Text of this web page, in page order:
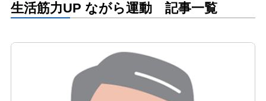
生活筋力UP ながら運動 記事一覧